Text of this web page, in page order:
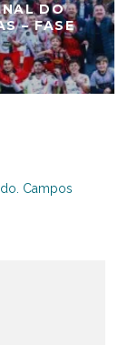
DO
– FASE
Campos